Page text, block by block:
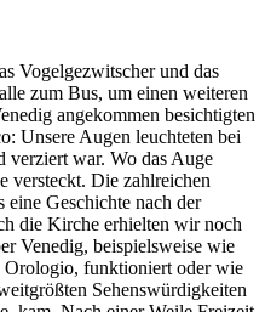
Vogelgezwitscher und das
zum Bus, um einen weiteren
angekommen besichtigten
Unsere Augen leuchteten bei
war. Wo das Auge
versteckt. Die zahlreichen
eine Geschichte nach der
die Kirche erhielten wir noch
Venedig, beispielsweise wie
Orologio, funktioniert oder wie
Sehenswürdigkeiten